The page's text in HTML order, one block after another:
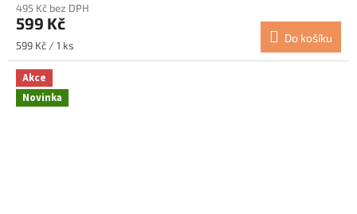
495 Kč bez DPH
599 Kč
Měrná
cena:
599 Kč / 1 ks
Do košíku
Akce
Novinka